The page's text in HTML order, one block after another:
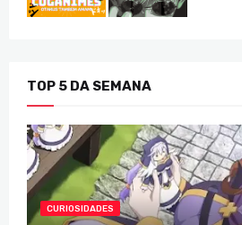
TOP 5 DA SEMANA
CURIOSIDADES